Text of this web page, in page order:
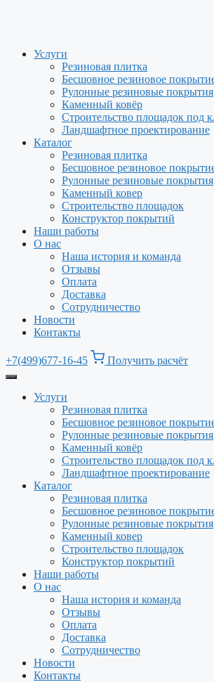
Услуги
Резиновая плитка
Бесшовное резиновое
Рулонные резиновые покрытия
Каменный ковёр
Строительство площадок под
Ландшафтное проектирование
Каталог
Резиновая плитка
Бесшовное резиновое
Рулонные резиновые покрытия
Каменный ковер
Строительство площадок
Конструктор покрытий
Наши работы
О нас
Наша история и команда
Отзывы
Оплата
Доставка
Сотрудничество
Новости
Контакты
+7(499)677-16-45 Получить расчёт
Услуги
Резиновая плитка
Бесшовное резиновое
Рулонные резиновые покрытия
Каменный ковёр
Строительство площадок под
Ландшафтное проектирование
Каталог
Резиновая плитка
Бесшовное резиновое
Рулонные резиновые покрытия
Каменный ковер
Строительство площадок
Конструктор покрытий
Наши работы
О нас
Наша история и команда
Отзывы
Оплата
Доставка
Сотрудничество
Новости
Контакты